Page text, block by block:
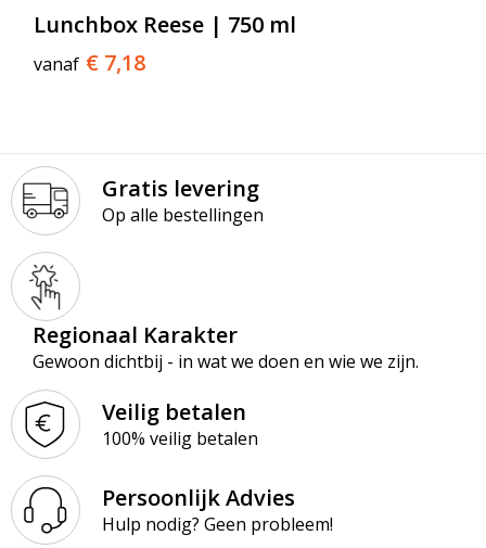
Lunchbox Reese | 750 ml
vanaf € 7,18
Gratis levering
Op alle bestellingen
Regionaal Karakter
Gewoon dichtbij - in wat we doen en wie we zijn.
Veilig betalen
100% veilig betalen
Persoonlijk Advies
Hulp nodig? Geen probleem!